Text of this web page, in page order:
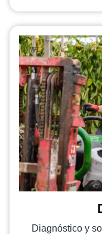
Diagnóstico y